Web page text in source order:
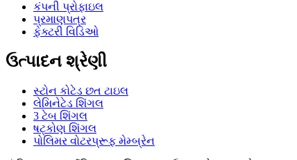
કંપની પ્રોફાઇલ
પ્રમાણપત્ર
ફેક્ટરી વિડિઓ
ઉત્પાદન શ્રેણી
સ્ટોન કોટેડ છત ટાઇલ
લેમિનેટેડ શિંગલ
3 ટેબ શિંગલ
ષટ્કોણ શિંગલ
પોલિમર વોટરપ્રૂફ મેમ્બ્રેન